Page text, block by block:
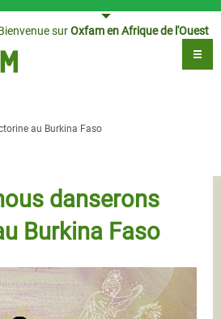
surOxfam en Afrique de l'Ouest
au Burkina Faso
danserons
Burkina Faso